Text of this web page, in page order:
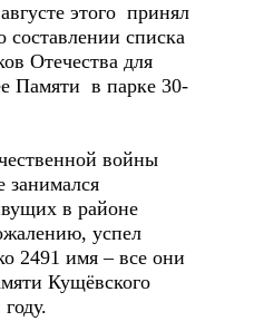
этого принял
списка
Отечества для
Памяти в парке 30-
войны
занимался
в районе
успел
2491 имя – все они
Кущёвского